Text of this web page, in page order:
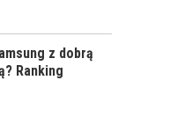
z dobrą
Ranking